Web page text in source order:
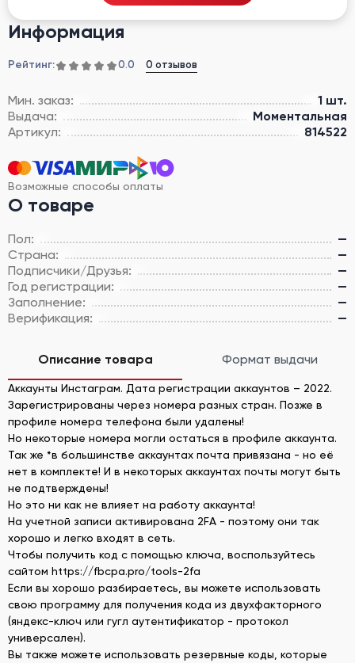
Информация
Рейтинг: 0.0 0 отзывов
Мин. заказ:
1 шт.
Выдача:
Моментальная
Артикул:
814522
Возможные способы оплаты
О товаре
Пол:
—
Страна:
—
Подписчики/Друзья:
—
Год регистрации:
—
Заполнение:
—
Верификация:
—
Описание товара Формат выдачи
Аккаунты Инстаграм. Дата регистрации аккаунтов – 2022.
Зарегистрированы через номера разных стран. Позже в
профиле номера телефона были удалены!
Но некоторые номера могли остаться в профиле аккаунта.
Так же *в большинстве аккаунтах почта привязана - но её
нет в комплекте! И в некоторых аккаунтах почты могут быть
не подтверждены!
Но это ни как не влияет на работу аккаунта!
На учетной записи активирована 2FA - поэтому они так
хорошо и легко входят в сеть.
Чтобы получить код с помощью ключа, воспользуйтесь
сайтом https://fbcpa.pro/tools-2fa
Если вы хорошо разбираетесь, вы можете использовать
свою программу для получения кода из двухфакторного
(яндекс-ключ или гугл аутентификатор - протокол
универсален).
Вы также можете использовать резервные коды, которые